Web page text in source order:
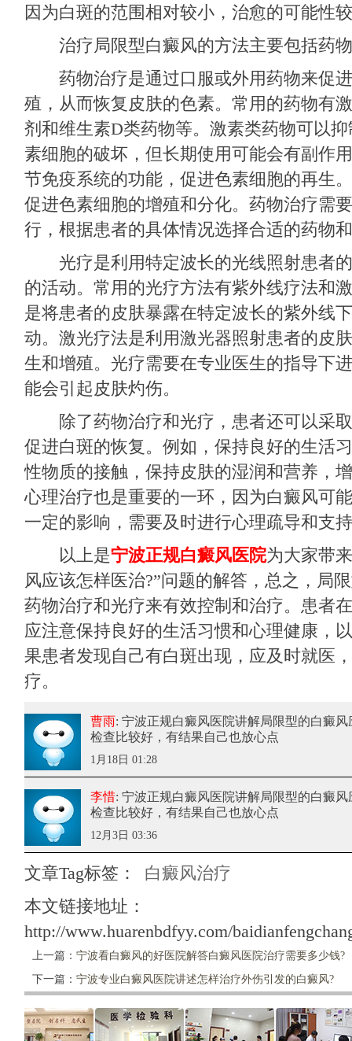
因为白斑的范围相对较小，治愈的可能性
治疗局限型白癜风的方法主要包括药物
药物治疗是通过口服或外用药物来促进
殖，从而恢复皮肤的色素。常用的药物有
剂和维生素D类药物等。激素类药物可以
素细胞的破坏，但长期使用可能会有副作
节免疫系统的功能，促进色素细胞的再生
促进色素细胞的增殖和分化。药物治疗需
行，根据患者的具体情况选择合适的药物
光疗是利用特定波长的光线照射患者的
的活动。常用的光疗方法有紫外线疗法和
是将患者的皮肤暴露在特定波长的紫外线
动。激光疗法是利用激光器照射患者的皮
生和增殖。光疗需要在专业医生的指导下
能会引起皮肤灼伤。
除了药物治疗和光疗，患者还可以采取
促进白斑的恢复。例如，保持良好的生活
性物质的接触，保持皮肤的湿润和营养，
心理治疗也是重要的一环，因为白癜风可
一定的影响，需要及时进行心理疏导和支
以上是宁波正规白癜风医院为大家带
风应该怎样医治?”问题的解答，总之，局
药物治疗和光疗来有效控制和治疗。患者
应注意保持良好的生活习惯和心理健康，
果患者发现自己有白斑出现，应及时就医
疗。
曹雨: 宁波正规白癜风医院讲解局限型的白癜风
检查比较好，有结果自己也放心点
1月18日 01:28
李惜: 宁波正规白癜风医院讲解局限型的白癜风
检查比较好，有结果自己也放心点
12月3日 03:36
文章Tag标签：
白癜风治疗
本文链接地址：
http://www.huarenbdfyy.com/
上一篇： 宁波看白癜风的好医院解答白癜风医院治疗需要多少钱?
下一篇： 宁波专业白癜风医院讲述怎样治疗外伤引发的白癜风?